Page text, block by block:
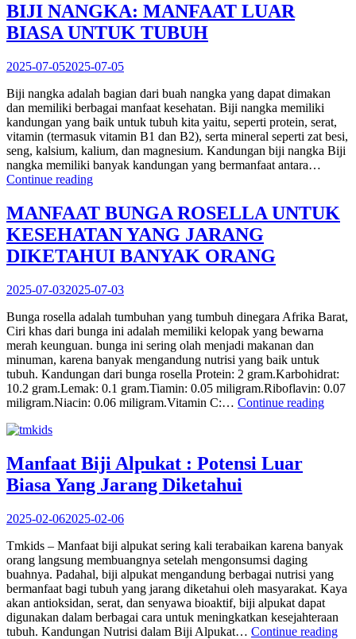
Daun
BIJI NANGKA: MANFAAT LUAR
BIASA UNTUK TUBUH
2025-07-052025-07-05
Biji nangka adalah bagian dari buah nangka yang dapat dimakan
dan memiliki berbagai manfaat kesehatan. Biji nangka memiliki
kandungan yang baik untuk tubuh kita yaitu, seperti protein, serat,
vitamin (termasuk vitamin B1 dan B2), serta mineral seperti zat besi,
seng, kalsium, kalium, dan magnesium. Kandungan biji nangka Biji
nangka memiliki banyak kandungan yang bermanfaat antara…
Continue reading“BIJI
MANFAAT
LUAR
BIASA
UNTUK
TUBUH”
MANFAAT BUNGA ROSELLA UNTUK
KESEHATAN YANG JARANG
DIKETAHUI BANYAK ORANG
2025-07-032025-07-03
Bunga rosella adalah tumbuhan yang tumbuh dinegara Afrika Barat,
Ciri khas dari bunga ini adalah memiliki kelopak yang bewarna
merah keunguan. bunga ini sering olah menjadi makanan dan
minuman, karena banyak mengandung nutrisi yang baik untuk
tubuh. Kandungan dari bunga rosella Protein: 2 gram.Karbohidrat:
10.2 gram.Lemak: 0.1 gram.Tiamin: 0.05 miligram.Riboflavin: 0.07
miligram.Niacin: 0.06 miligram.Vitamin C:… Continue reading
Manfaat Biji Alpukat : Potensi Luar
Biasa Yang Jarang Diketahui
2025-02-062025-02-06
Tmkids – Manfaat biji alpukat sering kali terabaikan karena banyak
orang langsung membuangnya setelah mengonsumsi daging
buahnya. Padahal, biji alpukat mengandung berbagai nutrisi yang
bermanfaat bagi tubuh yang jarang diketahui oleh masyarakat. Kaya
akan antioksidan, serat, dan senyawa bioaktif, biji alpukat dapat
digunakan dalam berbagai cara untuk meningkatkan kesejahteraan
tubuh. Kandungan Nutrisi dalam Biji Alpukat… Continue reading